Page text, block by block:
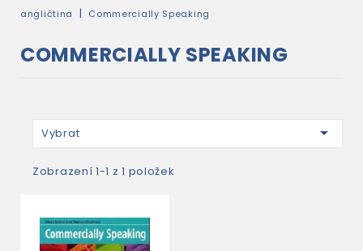
angličtina
Commercially Speaking
COMMERCIALLY SPEAKING
Vybrat 
Zobrazení 1-1 z 1 položek